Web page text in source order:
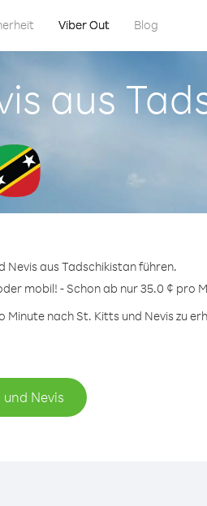
Viber Out Blog
aus
Nevis aus Tadschikistan führen.
mobil! - Schon ab nur 35.0 ¢ pro
nach St. Kitts und Nevis zu
Nevis